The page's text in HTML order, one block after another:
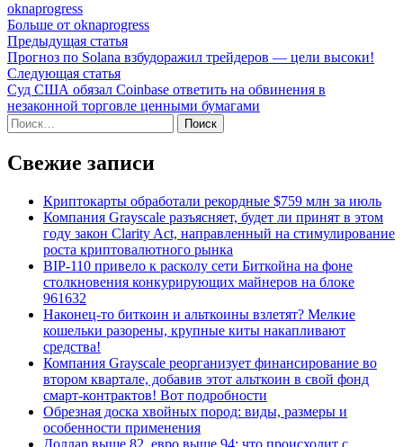
oknaprogress
Больше от oknaprogress
Навигация
по
записям
Предыдущая статьяПредыдущая
статья:
Прогноз по Solana взбудоражил трейдеров — цели высоки!
Следующая статьяСледующая
статья:
Суд США обязал Coinbase ответить на обвинения в
незаконной торговле ценными бумагами
Найти:
Свежие записи
Криптокарты обработали рекордные $759 млн за июль
Компания Grayscale разъясняет, будет ли принят в этом
году закон Clarity Act, направленный на стимулирование
роста криптовалютного рынка
BIP-110 привело к расколу сети Биткойна на фоне
столкновения конкурирующих майнеров на блоке
961632
Наконец-то биткоин и альткоины взлетят? Мелкие
кошельки разорены, крупные киты накапливают
средства!
Компания Grayscale реорганизует финансирование во
втором квартале, добавив этот альткоин в свой фонд
смарт-контрактов! Вот подробности
Обрезная доска хвойных пород: виды, размеры и
особенности применения